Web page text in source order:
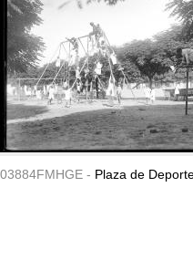
03884FMHGE - Plaza de